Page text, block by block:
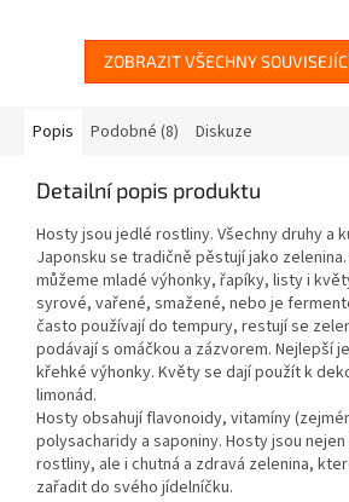
ZOBRAZIT VŠECHNY
Popis Podobné (8) Diskuze
Detailní popis produktu
Hosty jsou jedlé rostliny. Všechny druhy a
Japonsku se tradičně pěstují jako
můžeme mladé výhonky, řapíky, listy i
syrové, vařené, smažené, nebo je
často používají do tempury, restují se
podávají s omáčkou a zázvorem. Nejlepší
křehké výhonky. Květy se dají použít k
limonád.
Hosty obsahují flavonoidy, vitamíny
polysacharidy a saponiny. Hosty jsou
rostliny, ale i chutná a zdravá zelenina,
zařadit do svého jídelníčku.